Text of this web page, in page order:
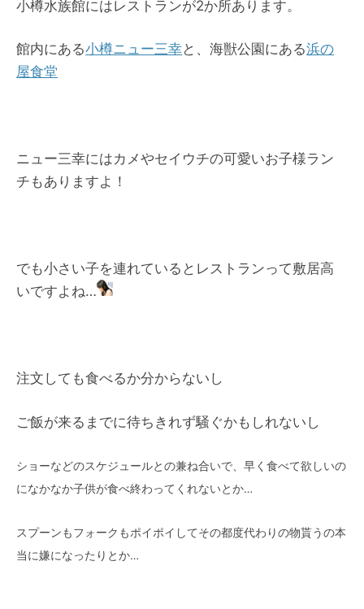
小樽水族館にはレストランが2か所あります。
館内にある小樽ニュー三幸と、海獣公園にある浜の
屋食堂
ニュー三幸にはカメやセイウチの可愛いお子様ラン
チもありますよ！
でも小さい子を連れているとレストランって敷居高
いですよね…
注文しても食べるか分からないし
ご飯が来るまでに待ちきれず騒ぐかもしれないし
ショーなどのスケジュールとの兼ね合いで、早く食べて欲しいの
になかなか子供が食べ終わってくれないとか…
スプーンもフォークもポイポイしてその都度代わりの物貰うの本
当に嫌になったりとか…